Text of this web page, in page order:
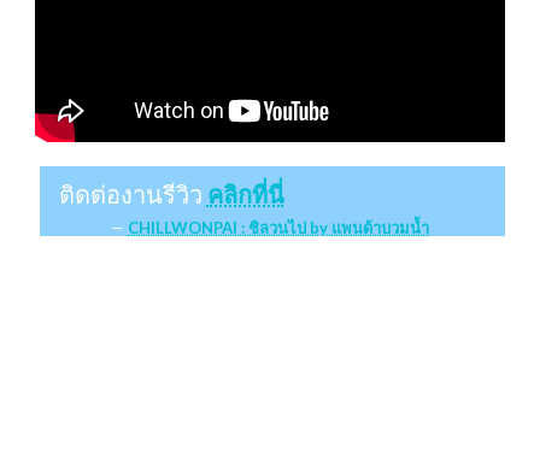
ติดต่องานรีวิว คลิกที่นี่
CHILLWONPAI : ชิลวนไป by แพนด้าบวมน้ำ